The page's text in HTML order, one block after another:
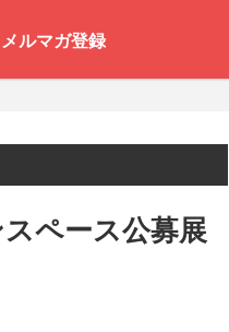
メルマガ登録
ペース公募展